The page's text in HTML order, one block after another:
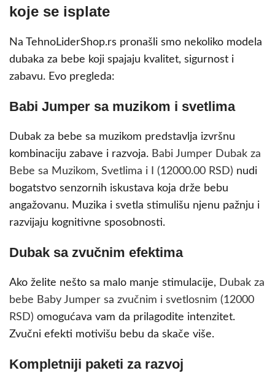
koje se isplate
Na TehnoLiderShop.rs pronašli smo nekoliko modela
dubaka za bebe koji spajaju kvalitet, sigurnost i
zabavu. Evo pregleda:
Babi Jumper sa muzikom i svetlima
Dubak za bebe sa muzikom predstavlja izvršnu
kombinaciju zabave i razvoja. Babi Jumper Dubak za
Bebe sa Muzikom, Svetlima i I (12000.00 RSD) nudi
bogatstvo senzornih iskustava koja drže bebu
angažovanu. Muzika i svetla stimulišu njenu pažnju i
razvijaju kognitivne sposobnosti.
Dubak sa zvučnim efektima
Ako želite nešto sa malo manje stimulacije, Dubak za
bebe Baby Jumper sa zvučnim i svetlosnim (12000
RSD) omogućava vam da prilagodite intenzitet.
Zvučni efekti motivišu bebu da skače više.
Kompletniji paketi za razvoj